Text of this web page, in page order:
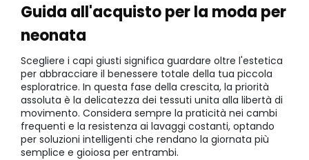
Guida all'acquisto per la moda per
neonata
Scegliere i capi giusti significa guardare oltre l'estetica
per abbracciare il benessere totale della tua piccola
esploratrice. In questa fase della crescita, la priorità
assoluta è la delicatezza dei tessuti unita alla libertà di
movimento. Considera sempre la praticità nei cambi
frequenti e la resistenza ai lavaggi costanti, optando
per soluzioni intelligenti che rendano la giornata più
semplice e gioiosa per entrambi.